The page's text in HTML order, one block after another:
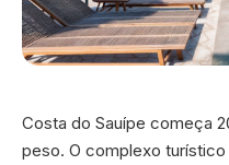
Costa do Sauípe começa
peso. O complexo turístico